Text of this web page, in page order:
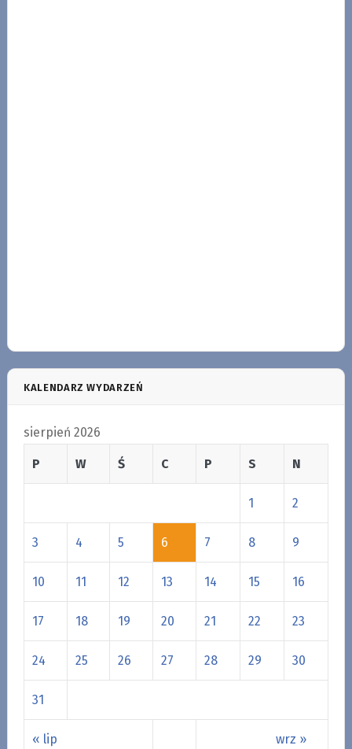
KALENDARZ WYDARZEŃ
sierpień 2026
P W Ś C P S N
« lip wrz »
1 2
3 4 5 6 7 8 9
10 11 12 13 14 15 16
17 18 19 20 21 22 23
24 25 26 27 28 29 30
31